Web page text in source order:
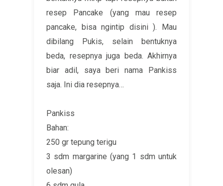
resep Pancake (yang mau resep
pancake, bisa ngintip disini ). Mau
dibilang Pukis, selain bentuknya
beda, resepnya juga beda. Akhirnya
biar adil, saya beri nama Pankiss
saja. Ini dia resepnya…
Pankiss
Bahan:
250 gr tepung terigu
3 sdm margarine (yang 1 sdm untuk
olesan)